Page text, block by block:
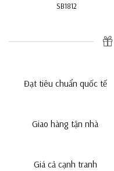
SB1812
Đạt tiêu chuẩn quốc tế
Giao hàng tận nhà
Giá cả cạnh tranh